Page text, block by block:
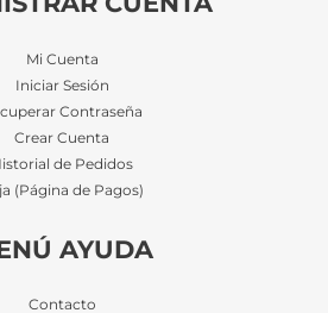
Mi Cuenta
Iniciar Sesión
Contraseña
Crear Cuenta
de Pedidos
(Página de Pagos)
AYUDA
Contacto